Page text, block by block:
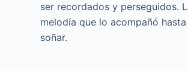
ser recordados y perseguidos.
melodía que lo acompañó
soñar.